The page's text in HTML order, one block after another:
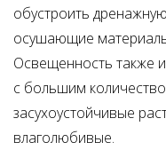
обустроить
осушающие
Освещенность также
с большим
засухоустойчивые
влаголюбивые.